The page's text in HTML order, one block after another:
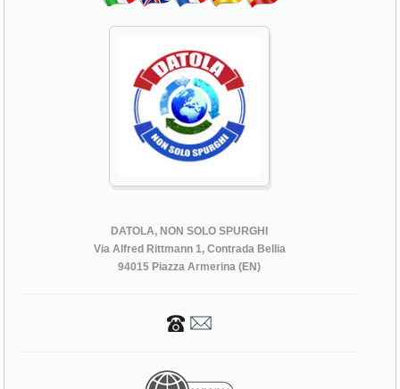
DATOLA, NON SOLO SPURGHI
Via Alfred Rittmann 1, Contrada Bellia
94015 Piazza Armerina (EN)